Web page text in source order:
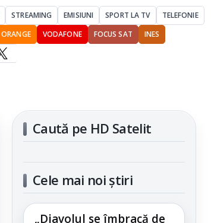
STREAMING EMISIUNI SPORT LA TV
TELEFONIE
ORANGE VODAFONE FOCUS SAT
INES
Caută pe HD Satelit
Cele mai noi știri
„Diavolul se îmbracă de